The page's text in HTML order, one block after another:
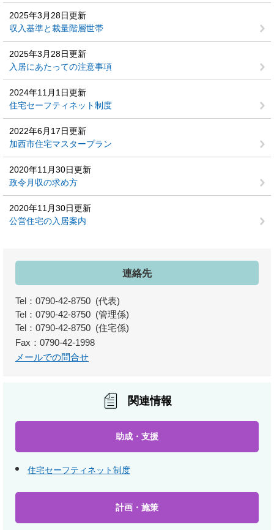
2025年3月28日更新
収入基準と裁量階層世帯
2025年3月28日更新
入居にあたっての注意事項
2024年11月1日更新
住宅セーフティネット制度
2022年6月17日更新
加西市住宅マスタープラン
2020年11月30日更新
政令月収の求め方
2020年11月30日更新
公営住宅の入居案内
連絡先
Tel：0790-42-8750
代表
Tel：0790-42-8750
管理係
Tel：0790-42-8750
住宅係
Fax：0790-42-1998
メールでの問合せ
関連情報
助成・支援
住宅セーフティネット制度
計画・施策